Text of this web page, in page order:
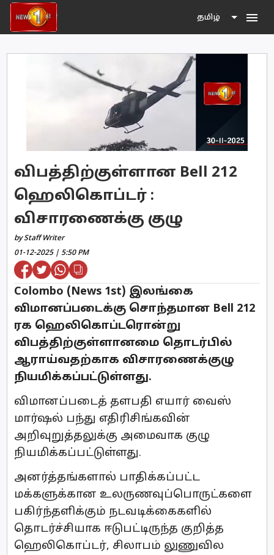
தமிழ் menu
விபத்திற்குள்ளான Bell 212
ஹெலிகொப்டர் :
விசாரணைக்கு குழு
by Staff Writer
01-12-2025 | 5:50 PM
Colombo (News 1st) இலங்கை
விமானப்படைக்கு சொந்தமான Bell 212
ரக ஹெலிகொப்டரொன்று
விபத்திற்குள்ளானமை தொடர்பில்
ஆராய்வதற்காக விசாரணைக்குழு
நியமிக்கப்பட்டுள்ளது.
விமானப்படைத் தளபதி எயார் வைஸ்
மார்ஷல் பந்து எதிரிசிங்கவின்
அறிவுறுத்தலுக்கு அமைவாக குழு
நியமிக்கப்பட்டுள்ளது.
அனர்த்தங்களால் பாதிக்கப்பட்ட
மக்களுக்கான உலருணவுப்பொருட்களை
பகிர்ந்தளிக்கும் நடவடிக்கைகளில்
தொடர்ச்சியாக ஈடுபட்டிருந்த குறித்த
ஹெலிகொப்டர், சிலாபம் லுணுவில